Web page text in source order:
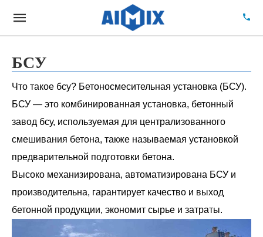
БСУ
Что такое бсу? Бетоносмесительная установка (БСУ).
БСУ — это комбинированная установка, бетонный
завод бсу, используемая для централизованного
смешивания бетона, также называемая установкой
предварительной подготовки бетона.
Высоко механизирована, автоматизирована БСУ и
производительна, гарантирует качество и выход
бетонной продукции, экономит сырье и затраты.